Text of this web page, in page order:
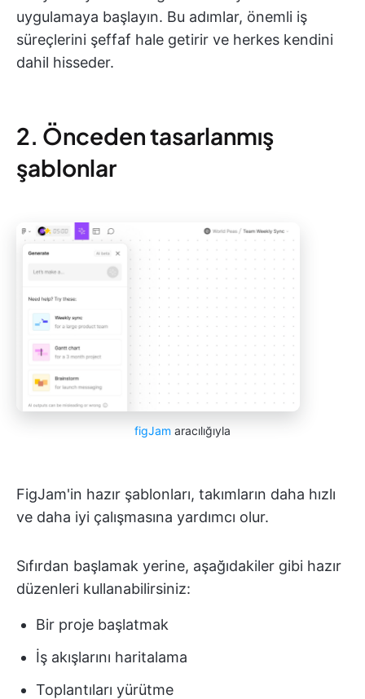
uygulamaya başlayın. Bu adımlar, önemli iş
süreçlerini şeffaf hale getirir ve herkes kendini
dahil hisseder.
2. Önceden tasarlanmış
şablonlar
figJam aracılığıyla
FigJam'in hazır şablonları, takımların daha hızlı
ve daha iyi çalışmasına yardımcı olur.
Sıfırdan başlamak yerine, aşağıdakiler gibi hazır
düzenleri kullanabilirsiniz:
Bir proje başlatmak
İş akışlarını haritalama
Toplantıları yürütme